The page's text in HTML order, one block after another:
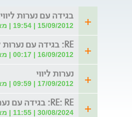
בגידה עם נערות ליווי
15/09/2012 | 19:54 | מאת: דלית כהן
RE: בגידה עם נערות ליווי
16/09/2012 | 00:17 | מאת: שמחוש....
נערות ליווי
17/09/2012 | 09:59 | מאת: דלית כהן
RE: RE: בגידה עם נערות ליווי
30/08/2024 | 11:55 | מאת: , ofir